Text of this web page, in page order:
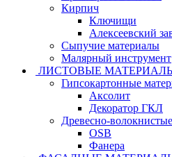
Кирпич
Ключищи
Алексеевский
Сыпучие материалы
Малярный инструмент
ЛИСТОВЫЕ
Гипсокартонные
Аксолит
Декоратор ГКЛ
Древесно-
OSB
Фанера